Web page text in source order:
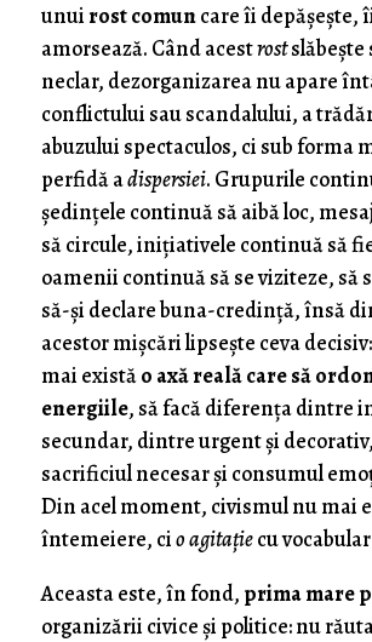
unuirost comuncare îi depășește,
amorsează. Când acestrostslăbește
neclar, dezorganizarea nu apare
conflictului sau scandalului, a
abuzului spectaculos, ci sub forma
perfidă adispersiei. Grupurile
ședințele continuă să aibă loc,
să circule, inițiativele continuă să
oamenii continuă să se viziteze, să
să-și declare buna-credință, însă
acestor mișcări lipsește ceva decisiv:
mai existăo axă reală care să
energiile, să facă diferența dintre
secundar, dintre urgent și
sacrificiul necesar și consumul
Din acel moment, civismul nu mai
întemeiere, cio agitațiecu
Aceasta este, în fond, prima mare
organizării civice și politice: nu